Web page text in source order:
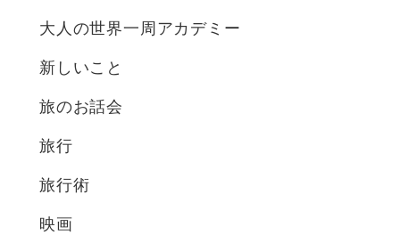
大人の世界一周アカデミー
新しいこと
旅のお話会
旅行
旅行術
映画